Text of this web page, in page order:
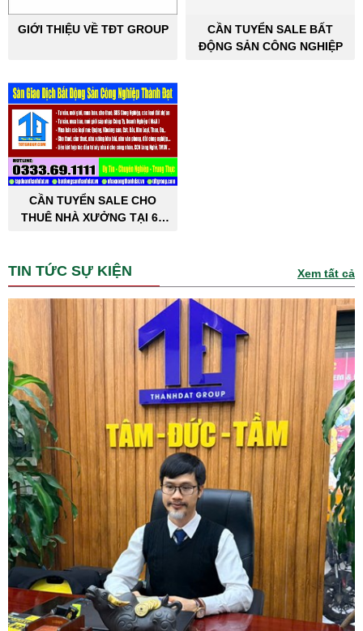
GIỚI THIỆU VỀ TĐT GROUP
CẦN TUYỂN SALE BẤT
ĐỘNG SẢN CÔNG NGHIỆP
CẦN TUYỂN SALE CHO
THUÊ NHÀ XƯỞNG TẠI 63
TIN TỨC SỰ KIỆN Xem tất cả